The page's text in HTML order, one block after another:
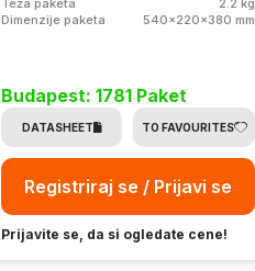
Teža paketa
2.2 kg
Dimenzije paketa
540x220x380 mm
Budapest: 1781 Paket
DATASHEET TO FAVOURITES
Registriraj se / Prijavi se
Prijavite se, da si ogledate cene!